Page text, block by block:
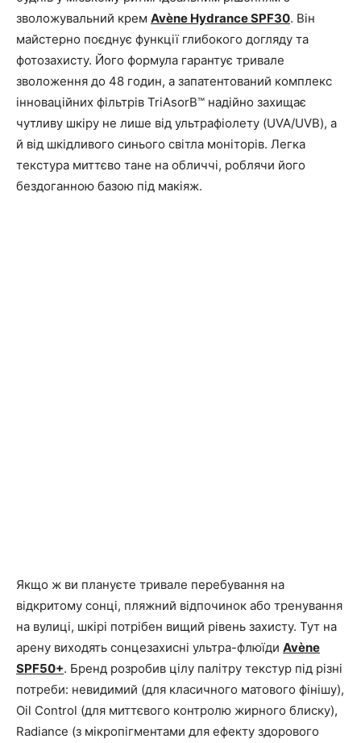
зволожувальний крем Avène Hydrance SPF30. Він
майстерно поєднує функції глибокого догляду та
фотозахисту. Його формула гарантує тривале
зволоження до 48 годин, а запатентований комплекс
інноваційних фільтрів TriAsorB™ надійно захищає
чутливу шкіру не лише від ультрафіолету (UVA/UVB), а
й від шкідливого синього світла моніторів. Легка
текстура миттєво тане на обличчі, роблячи його
бездоганною базою під макіяж.
Якщо ж ви плануєте тривале перебування на
відкритому сонці, пляжний відпочинок або тренування
на вулиці, шкірі потрібен вищий рівень захисту. Тут на
арену виходять сонцезахисні ультра-флюїди Avène
SPF50+. Бренд розробив цілу палітру текстур під різні
потреби: невидимий (для класичного матового фінішу),
Oil Control (для миттєвого контролю жирного блиску),
Radiance (з мікропігментами для ефекту здорового